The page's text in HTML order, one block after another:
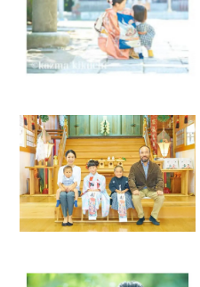
け入れられる方が多くいらっ
その場合、全てお答えして頂
る場合がございます。
メッセージが確認できない場
その場合こちらから返信なく
ます。
恐れ入りますがご理解のほど
また同時にご予約を頂いた場
たお客様から優先してご予約
詳細が曖昧な場合、詳しくお
DMとご予約の内容に差異を